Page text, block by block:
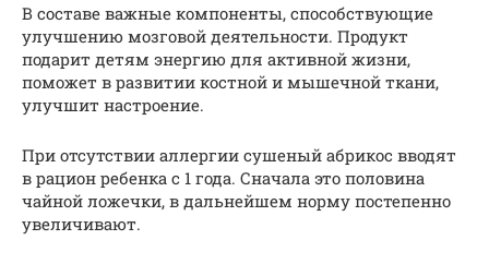
В составе важные компоненты, способствующие
улучшению мозговой деятельности. Продукт
подарит детям энергию для активной жизни,
поможет в развитии костной и мышечной ткани,
улучшит настроение.
При отсутствии аллергии сушеный абрикос вводят
в рацион ребенка с 1 года. Сначала это половина
чайной ложечки, в дальнейшем норму постепенно
увеличивают.